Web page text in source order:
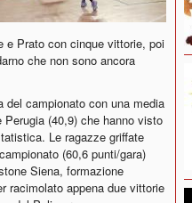
e Prato con cinque vittorie, poi
che non sono ancora
del campionato con una media
(40,9) che hanno visto
Le ragazze griffate
(60,6 punti/gara)
Siena, formazione
racimolato appena due vittorie